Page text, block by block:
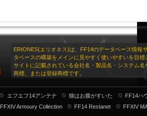
ERIONES(エリオネス)は、FF14のデータベース情報
タベースの構築をメインに見やすく使いやすいを目標
サイトに記載されている会社名・製品名・システム名
商標、または登録商標です。
エフエフ14アンテナ 猫はお腹がすいた
FF14ハ
FFXIV Armoury Collection FF14 Restanet FFXIV